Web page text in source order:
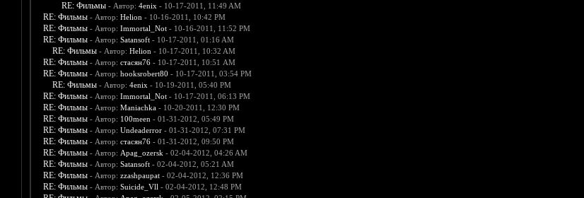
RE: Фильмы - Автор: 4enix - 10-17-2011, 11:49 AM
RE: Фильмы - Автор: Helion - 10-16-2011, 10:42 PM
RE: Фильмы - Автор: Immortal_Not- 10-16-2011, 11:52 PM
RE: Фильмы - Автор: Satansoft- 10-17-2011, 01:16 AM
RE: Фильмы - Автор: Helion - 10-17-2011, 10:32 AM
RE: Фильмы - Автор: стасян76- 10-17-2011, 10:51 AM
RE: Фильмы - Автор: hooksrobert80 - 10-17-2011, 03:54 PM
RE: Фильмы - Автор: 4enix - 10-19-2011, 05:40 PM
RE: Фильмы - Автор: Immortal_Not- 10-17-2011, 06:13 PM
RE: Фильмы - Автор: Maniachka- 10-20-2011, 12:30 PM
RE: Фильмы - Автор: 100meen - 01-31-2012, 05:49 PM
RE: Фильмы - Автор: Undeaderror- 01-31-2012, 07:31 PM
RE: Фильмы - Автор: стасян76- 01-31-2012, 09:50 PM
RE: Фильмы - Автор: Apag_ozersk - 02-04-2012, 04:26 AM
RE: Фильмы - Автор: Satansoft- 02-04-2012, 05:21 AM
RE: Фильмы - Автор: zzashpaupat- 02-04-2012, 12:36 PM
RE: Фильмы - Автор: Suicide_Vll - 02-04-2012, 12:48 PM